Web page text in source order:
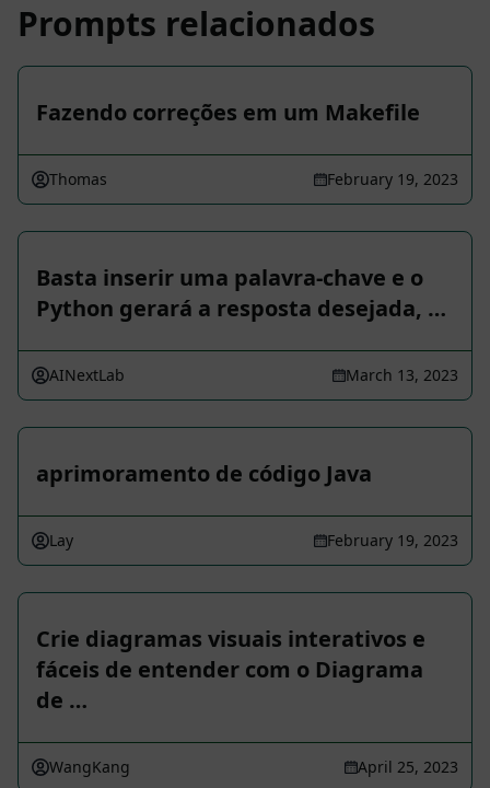
Prompts relacionados
Fazendo correções em um Makefile
Thomas February 19, 2023
Basta inserir uma palavra-chave e o
Python gerará a resposta desejada, …
AINextLab March 13, 2023
aprimoramento de código Java
Lay February 19, 2023
Crie diagramas visuais interativos e
fáceis de entender com o Diagrama
de …
WangKang April 25, 2023